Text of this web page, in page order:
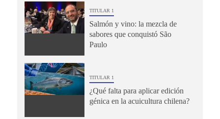
TITULAR 1
Salmón y vino: la mezcla de
sabores que conquistó São
Paulo
TITULAR 1
¿Qué falta para aplicar edición
génica en la acuicultura chilena?